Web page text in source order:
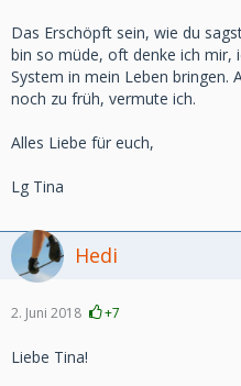
Das Erschöpft sein, wie du
bin so müde, oft denke ich mir,
System in mein Leben bringen.
noch zu früh, vermute ich.
Alles Liebe für euch,
Lg Tina
Hedi
2. Juni 2018 +7
Liebe Tina!